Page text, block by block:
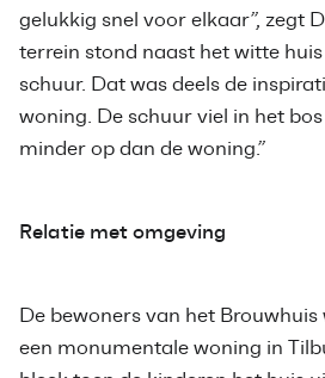
gelukkig snel voor elkaar”, zegt
terrein stond naast het witte
schuur. Dat was deels de
woning. De schuur viel in het
minder op dan de woning.”
Relatie met omgeving
De bewoners van het
een monumentale woning in